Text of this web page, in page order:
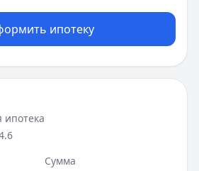
ипотеку
ипотека
Сумма